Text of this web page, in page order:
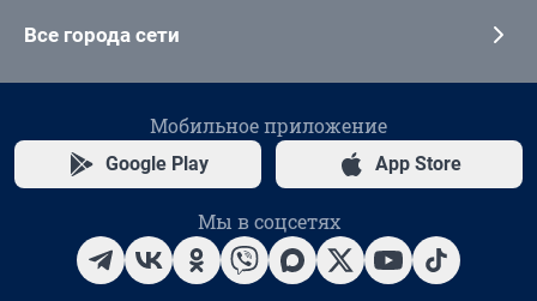
Все города сети
Мобильное приложение
Google Play App Store
Мы в соцсетях